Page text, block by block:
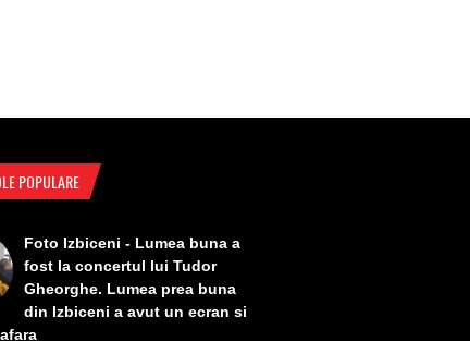
POPULARE
Foto Izbiceni - Lumea buna a
fost la concertul lui Tudor
Gheorghe. Lumea prea buna
din Izbiceni a avut un ecran si